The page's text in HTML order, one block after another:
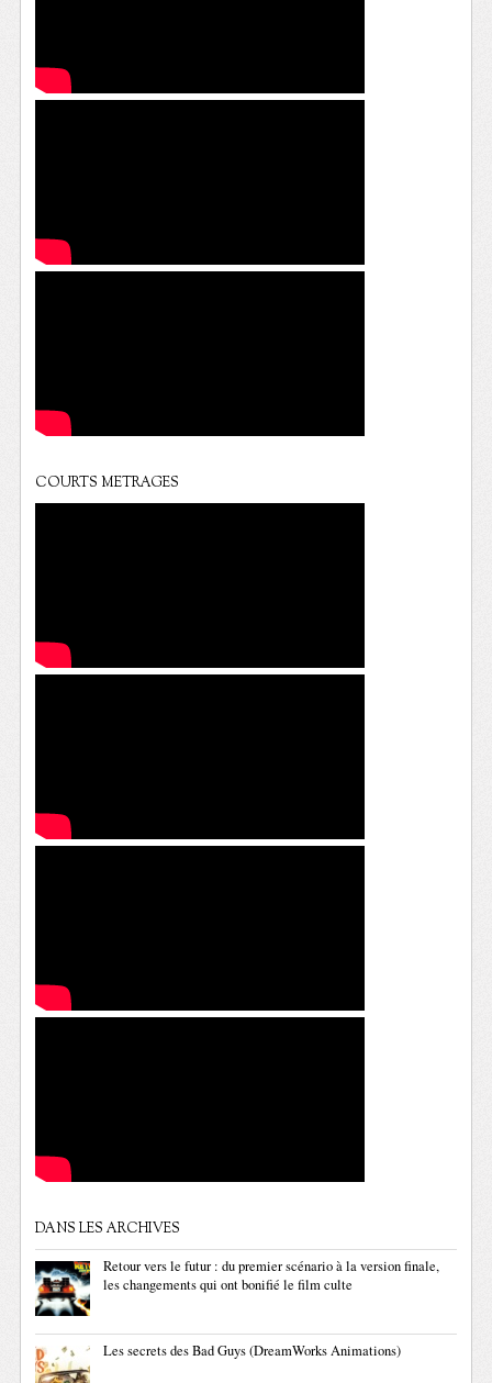
COURTS METRAGES
DANS LES ARCHIVES
Retour vers le futur : du premier scénario à la version finale,
les changements qui ont bonifié le film culte
Les secrets des Bad Guys (DreamWorks Animations)